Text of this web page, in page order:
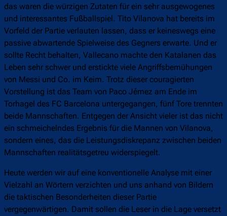
das waren die würzigen Zutaten für ein sehr ausgewogenes
und interessantes Fußballspiel. Tito Vilanova hat bereits im
Vorfeld der Partie verlauten lassen, dass er keineswegs eine
passive abwartende Spielweise des Gegners erwarte. Und er
sollte Recht behalten, Vallecano machte den Katalanen das
Leben sehr schwer und erstickte viele Angriffsbemühungen
von Messi und Co. im Keim. Trotz dieser couragierten
Vorstellung ist das Team von Paco Jémez am Ende im
Torhagel des FC Barcelona untergegangen, fünf Tore trennten
beide Mannschaften. Entgegen der Ansicht vieler ist das nicht
ein schmeichelndes Ergebnis für die Mannen von Vilanova,
sondern eines, das die Leistungsdiskrepanz zwischen beiden
Mannschaften realitätsgetreu widerspiegelt.
Heute werden wir auf eine konventionelle Analyse mit einer
Vielzahl an Wörtern verzichten und uns anhand von Bildern
die taktischen Besonderheiten dieser Partie
vergegenwärtigen. Damit sollen die Leser in die Lage versetzt